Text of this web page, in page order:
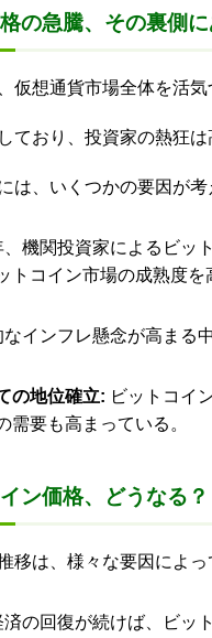
の急騰、その裏側
仮想通貨市場全体を活気
ており、投資家の熱狂は
は、いくつかの要因が考
、機関投資家によるビッ
トコイン市場の成熟度
なインフレ懸念が高まる
の地位確立: ビットコイ
需要も高まっている。
ン価格、どうなる？
移は、様々な要因によっ
済の回復が続けば、ビッ